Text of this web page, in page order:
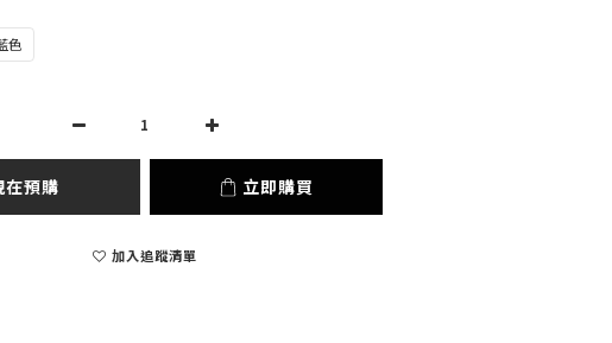
色
在預購 立即購買
加入追蹤清單